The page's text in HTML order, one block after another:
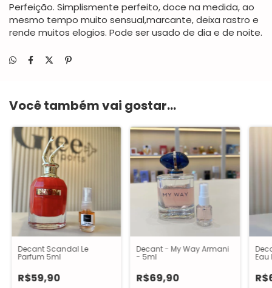
Perfeição. Simplismente perfeito, doce na medida, ao
mesmo tempo muito sensual,marcante, deixa rastro e
rende muitos elogios. Pode ser usado de dia e de noite.
Você também vai gostar...
Decant Scandal Le
Parfum 5ml
R$59,90
Decant - My Way Armani
- 5ml
R$69,90
Eau